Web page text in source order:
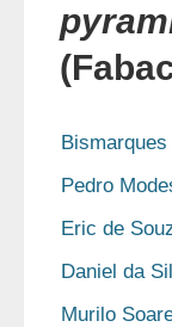
Pedro
Eric de
Daniel da
Murilo